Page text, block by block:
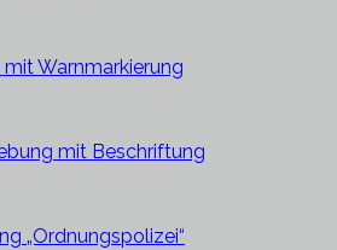
Warnmarkierung
mit Beschriftung
„Ordnungspolizei“